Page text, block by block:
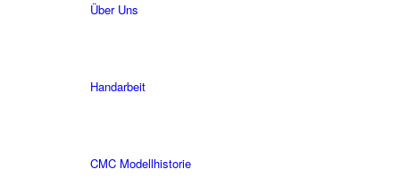
Über Uns
Handarbeit
CMC Modellhistorie